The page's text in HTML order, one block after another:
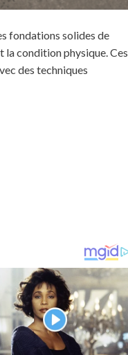
fondations solides de
la condition physique. Ces
des techniques